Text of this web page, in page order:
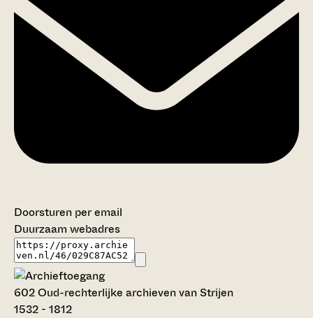
Doorsturen per email
Duurzaam webadres
602 Oud-rechterlijke archieven van Strijen
1532 - 1812